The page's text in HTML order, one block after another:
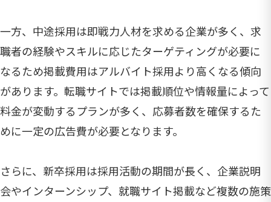
一方、中途採用は即戦力人材を求める企業が多く、求
職者の経験やスキルに応じたターゲティングが必要に
なるため掲載費用はアルバイト採用より高くなる傾向
があります。転職サイトでは掲載順位や情報量によって
料金が変動するプランが多く、応募者数を確保するた
めに一定の広告費が必要となります。
さらに、新卒採用は採用活動の期間が長く、企業説明
会やインターンシップ、就職サイト掲載など複数の施策